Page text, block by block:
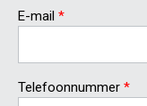
E-mail *
Telefoonnummer *